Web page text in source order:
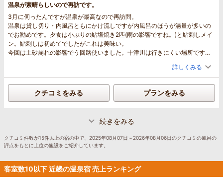
温泉が素晴らしいので再訪です。
3月に伺ったんですが温泉が最高なので再訪問。
温泉は貸し切り・内風呂ともにかけ流しですが内風呂のほうが湯量が多いの
でお勧めです。夕食は小ぶりの鮎塩焼き2匹(雨の影響ですね。)と鮎刺しメイ
ン。鮎刺しは初めてでしたがこれは美味い。
今回は土砂崩れの影響でう回路使いました。十津川は行きにくい場所ですが
詳しくみる
クチコミをみる プランをみる
続きをみる
クチコミ件数が15件以上の宿の中で、2025年08月07日～2026年08月06日のクチコミの風呂の
評点をもとに上位の施設をご紹介しています。
客室数10以下 近畿の温泉宿 売上ランキング